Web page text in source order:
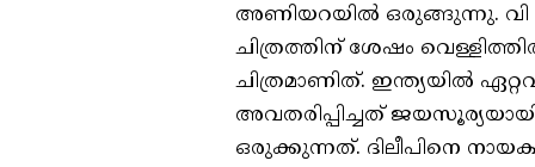
അണിയറയിൽ ഒരുങ്ങുന്നു. വി
ചിത്രത്തിന് ശേഷം
ചിത്രമാണിത്. ഇന്ത്യയിൽ
അവതരിപ്പിച്ചത്
ഒരുക്കുന്നത്. ദിലീപിനെ